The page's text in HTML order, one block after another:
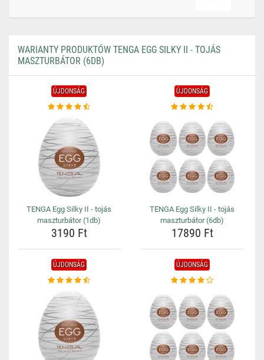
WARIANTY PRODUKTÓW TENGA EGG SILKY II - TOJÁS
MASZTURBÁTOR (6DB)
ÚJDONSÁG
TENGA Egg Silky II - tojás
maszturbátor (1db)
3190 Ft
ÚJDONSÁG
TENGA Egg Silky II - tojás
maszturbátor (6db)
17890 Ft
ÚJDONSÁG ÚJDONSÁG